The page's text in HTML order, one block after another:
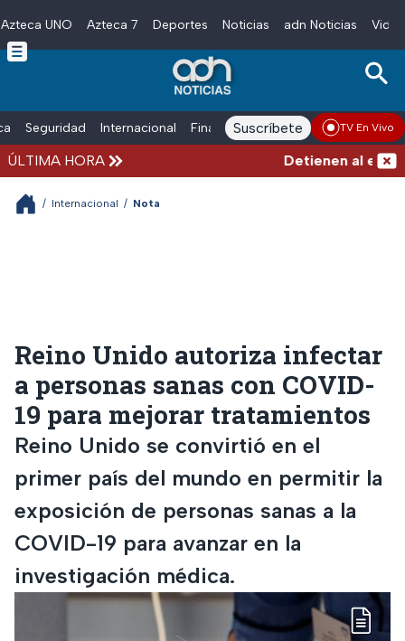
Skip to main content
Azteca UNO Azteca 7 Deportes Noticias adn Noticias
Seguridad Internacional Finanzas adn Noticias Radio
Suscríbete TV En Vivo
ÚLTIMA HORA Detienen al
/ Internacional / Nota
Reino Unido autoriza infectar
a personas sanas con COVID-
19 para mejorar tratamientos
Reino Unido se convirtió en el
primer país del mundo en permitir la
exposición de personas sanas a la
COVID-19 para avanzar en la
investigación médica.